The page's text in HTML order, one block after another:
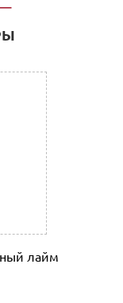
как: ПЭК, СДЭК,
любого этажа
руб., подъем без
при
и является
приятных
лайм